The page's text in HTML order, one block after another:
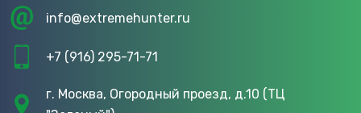
info@extremehunter.ru
+7 (916) 295-71-71
г. Москва, Огородный проезд, д.10 (ТЦ